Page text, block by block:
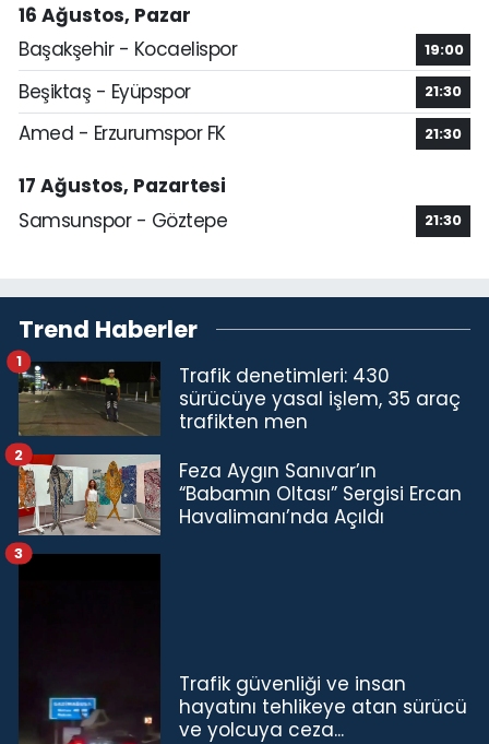
16 Ağustos, Pazar
Başakşehir - Kocaelispor
19:00
Beşiktaş - Eyüpspor 21:30
Amed - Erzurumspor FK 21:30
17 Ağustos, Pazartesi
Samsunspor - Göztepe
21:30
Trend Haberler
Trafik denetimleri: 430
sürücüye yasal işlem, 35 araç
trafikten men
1
Feza Aygın Sanıvar’ın
“Babamın Oltası” Sergisi Ercan
Havalimanı’nda Açıldı
2
Trafik güvenliği ve insan
hayatını tehlikeye atan sürücü
ve yolcuya ceza...
3